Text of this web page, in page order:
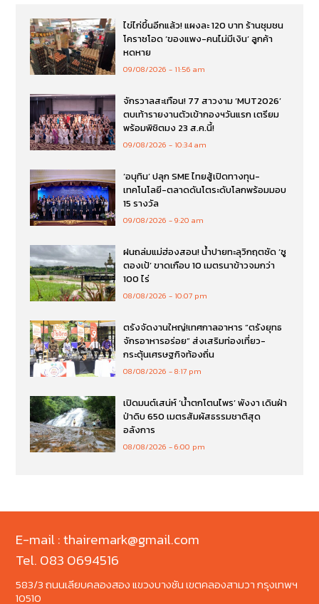
ไข่ไก่ขึ้นอีกแล้ว! แผงละ 120 บาท ร้านชุมชน
โคราชโอด ‘ของแพง-คนไม่มีเงิน’ ลูกค้า
หดหาย
09/08/2026 11:56 am
จักรวาลสะเทือน! 77 สาวงาม ‘MUT2026’
ตบเท้ารายงานตัวเข้ากองฯวันแรก เตรียม
พร้อมพิชิตมง 23 ส.ค.นี้!
09/08/2026 10:34 am
‘อนุทิน’ ปลุก SME ไทยสู้เปิดทางทุน-
เทคโนโลยี-ตลาดดันโตระดับโลกพร้อมมอบ
15 รางวัล
09/08/2026 9:20 am
ฝนถล่มแม่ฮ่องสอน! น้ำปายทะลุวิกฤตซัด ‘ซู
ตองเป้’ ขาดเกือบ 10 เมตรนาข้าวจมกว่า
100 ไร่
08/08/2026 10:07 pm
ตรังจัดงานใหญ่!เทศกาลอาหาร “ตรังยุทธ
จักรอาหารอร่อย” ส่งเสริมท่องเที่ยว-
กระตุ้นเศรษฐกิจท้องถิ่น
08/08/2026 8:17 pm
เปิดมนต์เสน่ห์ ‘น้ำตกโตนไพร’ พังงา เดินฝ่า
ป่าดิบ 650 เมตรสัมผัสธรรมชาติสุด
อลังการ
08/08/2026 6:00 pm
E-mail : thairemark@gmail.com
Tel. 083 0694516
583/3 ถนนเลียบคลองสอง แขวงบางชัน เขตคลองสามวา กรุงเทพฯ
10510